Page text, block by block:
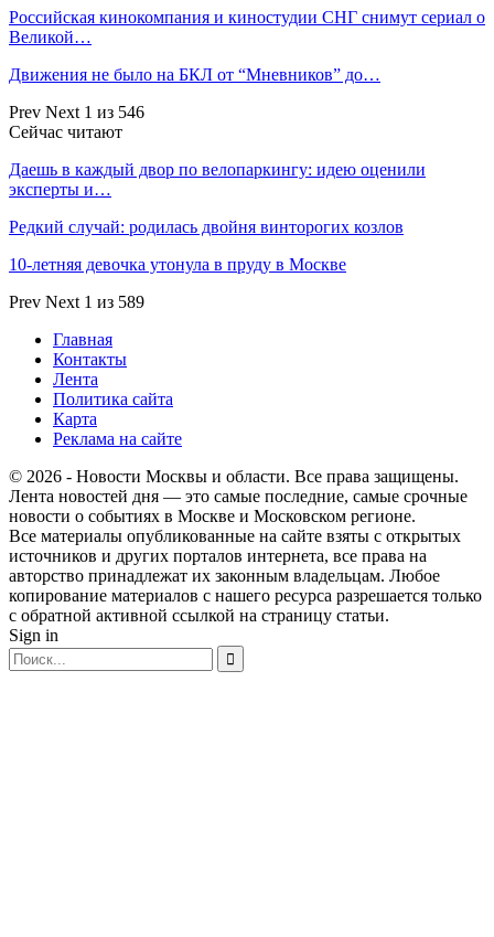
Российская кинокомпания и киностудии СНГ снимут сериал о
Великой…
Движения не было на БКЛ от “Мневников” до…
Prev Next 1 из 546
Сейчас читают
Даешь в каждый двор по велопаркингу: идею оценили
эксперты и…
Редкий случай: родилась двойня винторогих козлов
10-летняя девочка утонула в пруду в Москве
Prev Next 1 из 589
Главная
Контакты
Лента
Политика сайта
Карта
Реклама на сайте
© 2026 - Новости Москвы и области. Все права защищены.
Лента новостей дня — это самые последние, самые срочные
новости о событиях в Москве и Московском регионе.
Все материалы опубликованные на сайте взяты с открытых
источников и других порталов интернета, все права на
авторство принадлежат их законным владельцам. Любое
копирование материалов с нашего ресурса разрешается только
с обратной активной ссылкой на страницу статьи.
Sign in